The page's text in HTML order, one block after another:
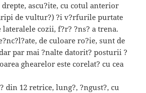
ascu?ite, cu cotul anterior
de vultur?) ?i v?rfurile purtate
lateralele cozii, f?r? ?ns? a trena.
de culoare ro?ie, sunt de
par mai ?nalte datorit? posturii ?
ghearelor este corelat? cu cea
din 12 retrice, lung?, ?ngust?, cu